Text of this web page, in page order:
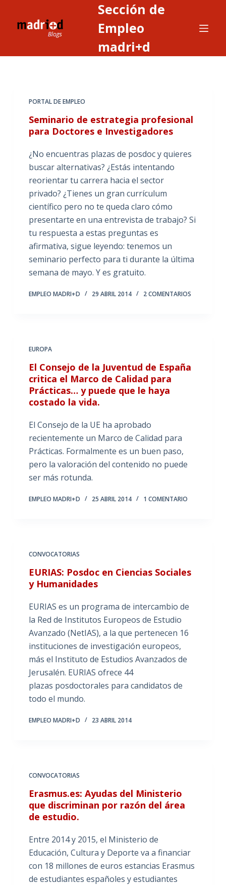
Sección de
Empleo
madri+d
PORTAL DE EMPLEO
Seminario de estrategia profesional
para Doctores e Investigadores
¿No encuentras plazas de posdoc y quieres
buscar alternativas? ¿Estás intentando
reorientar tu carrera hacia el sector
privado? ¿Tienes un gran currículum
científico pero no te queda claro cómo
presentarte en una entrevista de trabajo? Si
tu respuesta a estas preguntas es
afirmativa, sigue leyendo: tenemos un
seminario perfecto para ti durante la última
semana de mayo. Y es gratuito.
EMPLEO MADRI+D 29 ABRIL 2014 2 COMENTARIOS
EUROPA
El Consejo de la Juventud de España
critica el Marco de Calidad para
Prácticas… y puede que le haya
costado la vida.
El Consejo de la UE ha aprobado
recientemente un Marco de Calidad para
Prácticas. Formalmente es un buen paso,
pero la valoración del contenido no puede
ser más rotunda.
EMPLEO MADRI+D 25 ABRIL 2014 1 COMENTARIO
CONVOCATORIAS
EURIAS: Posdoc en Ciencias Sociales
y Humanidades
EURIAS es un programa de intercambio de
la Red de Institutos Europeos de Estudio
Avanzado (NetIAS), a la que pertenecen 16
instituciones de investigación europeos,
más el Instituto de Estudios Avanzados de
Jerusalén. EURIAS ofrece 44
plazas posdoctorales para candidatos de
todo el mundo.
EMPLEO MADRI+D 23 ABRIL 2014
CONVOCATORIAS
Erasmus.es: Ayudas del Ministerio
que discriminan por razón del área
de estudio.
Entre 2014 y 2015, el Ministerio de
Educación, Cultura y Deporte va a financiar
con 18 millones de euros estancias Erasmus
de estudiantes españoles y estudiantes